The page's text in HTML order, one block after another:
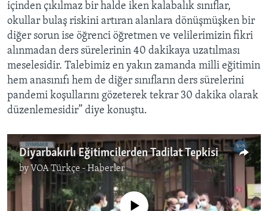
içinden çıkılmaz bir halde iken kalabalık sınıflar,
okullar bulaş riskini artıran alanlara dönüşmüşken bir
diğer sorun ise öğrenci öğretmen ve velilerimizin fikri
alınmadan ders sürelerinin 40 dakikaya uzatılması
meselesidir. Talebimiz en yakın zamanda milli eğitimin
hem anasınıfı hem de diğer sınıfların ders sürelerini
pandemi koşullarını gözeterek tekrar 30 dakika olarak
düzenlemesidir” diye konuştu.
Diyarbakırlı Eğitimcilerden Tadilat Tepkisi
byVOA Türkçe - Haberler
No media source currently available